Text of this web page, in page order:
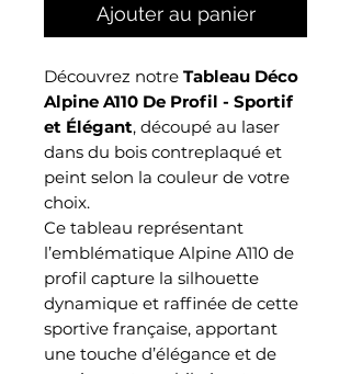
Ajouter au panier
Découvrez notre Tableau Déco
Alpine A110 De Profil - Sportif
et Élégant, découpé au laser
dans du bois contreplaqué et
peint selon la couleur de votre
choix.
Ce tableau représentant
l’emblématique Alpine A110 de
profil capture la silhouette
dynamique et raffinée de cette
sportive française, apportant
une touche d’élégance et de